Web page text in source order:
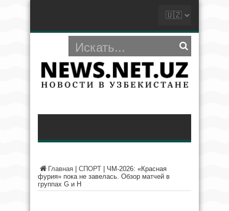
Главная СПОРТ
ЧМ-2026: «Красная
фурия» пока не завелась. Обзор матчей в
группах G и H